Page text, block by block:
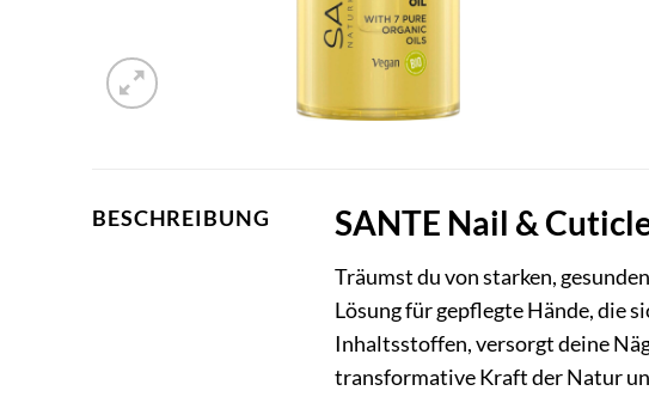
BESCHREIBUNG SANTE Nail &
Träumst du von starken,
Lösung für gepflegte Hände, die
Inhaltsstoffen, versorgt deine
transformative Kraft der Natur